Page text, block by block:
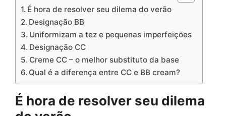
É hora de resolver seu dilema do verão
Designação BB
Uniformizam a tez e pequenas imperfeições
Designação CC
Creme CC – o melhor substituto da base
Qual é a diferença entre CC e BB cream?
É hora de resolver seu dilema